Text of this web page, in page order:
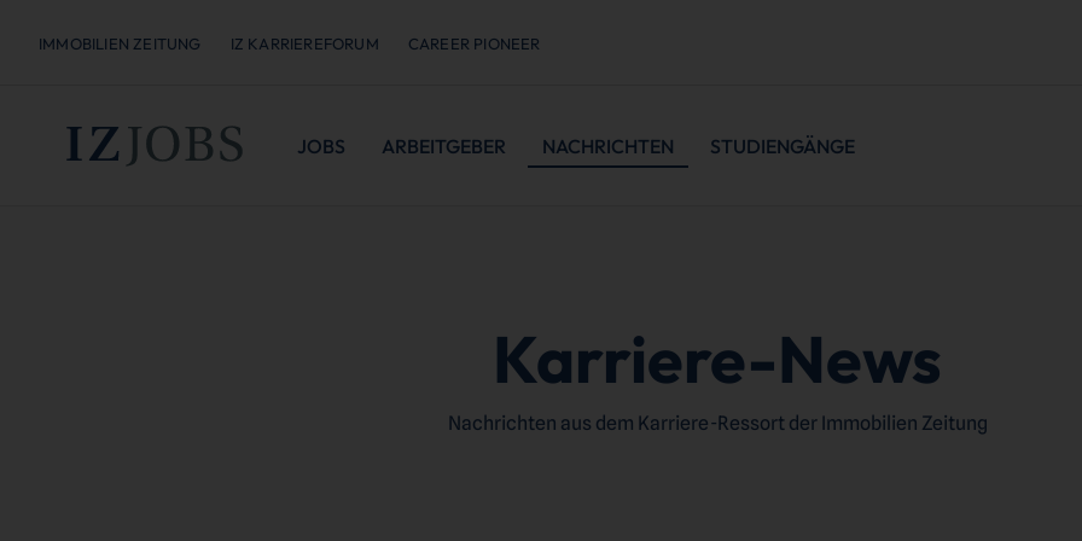
IMMOBILIEN ZEITUNG IZ KARRIEREFORUM CAREER PIONEER
JOBS ARBEITGEBER NACHRICHTEN STUDIENGÄNGE
Karriere-News
Nachrichten aus dem Karriere-Ressort der Immobilien Zeitung